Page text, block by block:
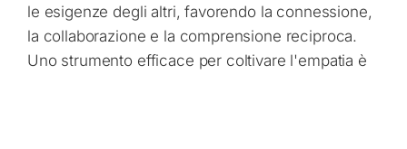
le esigenze degli altri, favorendo la connessione,
la collaborazione e la comprensione reciproca.
Uno strumento efficace per coltivare l'empatia è